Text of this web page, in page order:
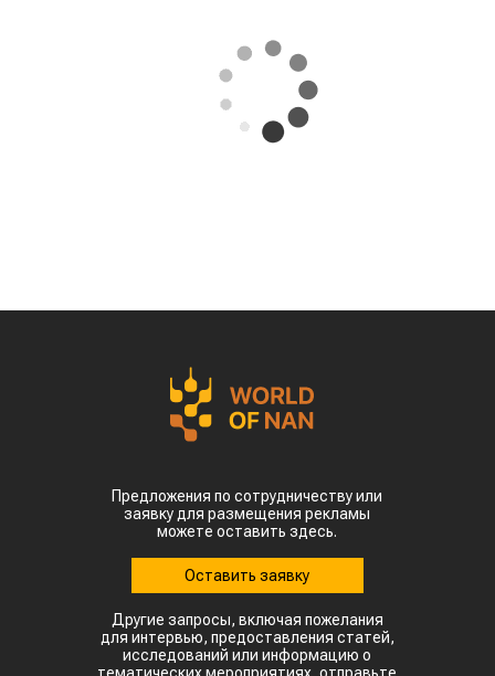
Экстремальная жара охватила ключевые
сельскохозяйственные регионы Китая.
Власти страны предупреждают о возможных
потерях урожая кукурузы, риса, хлопка и сои
именно в самый важный период их развития,
столбики термометров местами приближаются к
Высокие температуры пришлись на период
повышенная влажность создает благоприятные
условия для распространения вредителей и
болезней. Власти уже рекомендовали аграриям
увеличить объемы орошения и принять
дополнительные меры для защиты посевов.
Пока речь идет лишь о рисках, а не о
фактическом неурожае. Оценить масштаб